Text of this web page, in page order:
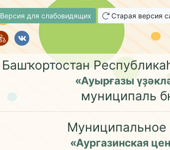
Версия для слабовидящих Старая версия
Башҡортостан
«Ауырғазы
муниципаль
«Аургазинская